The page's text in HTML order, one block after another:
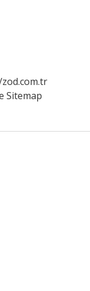
Sitemap